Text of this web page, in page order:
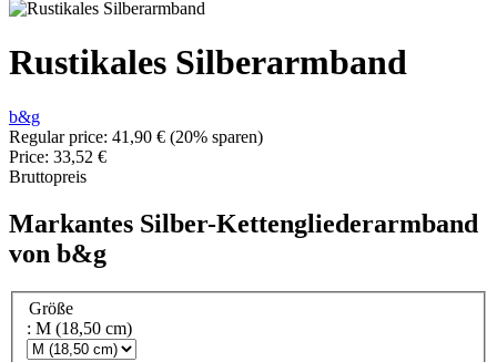
Rustikales Silberarmband
b&g
Regular price: 41,90 € (20% sparen)
Price: 33,52 €
Bruttopreis
Markantes Silber-Kettengliederarmband
von b&g
Größe
: M (18,50 cm)